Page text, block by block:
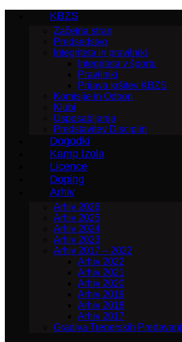
KBZS
Začetna stran
Predsedstvo
Integriteta in pravilniki
Integriteta v športu
Pravilniki
Prijava kršitev KBZS
Komisije in Odbori
Klubi
Usposabljanja
Predstavitev Disciplin
Dogodki
Kamp Izola
Licence
Doping
Arhiv
Arhiv 2026
Arhiv 2025
Arhiv 2024
Arhiv 2023
Arhiv 2017 – 2022
Arhiv 2022
Arhiv 2021
Arhiv 2020
Arhiv 2019
Arhiv 2018
Arhiv 2017
Gradiva Trenerskih Predavanj